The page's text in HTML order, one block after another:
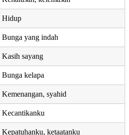
Hidup
Bunga yang indah
Kasih sayang
Bunga kelapa
Kemenangan, syahid
Kecantikanku
Kepatuhanku, ketaatanku